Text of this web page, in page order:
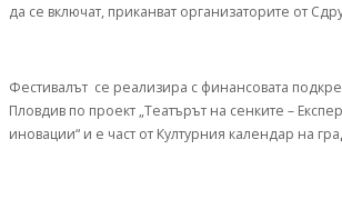
да се включат, приканват организаторите от
Фестивалът се реализира с финансовата
Пловдив по проект „Театърът на сенките –
иновации“ и е част от Културния календар на